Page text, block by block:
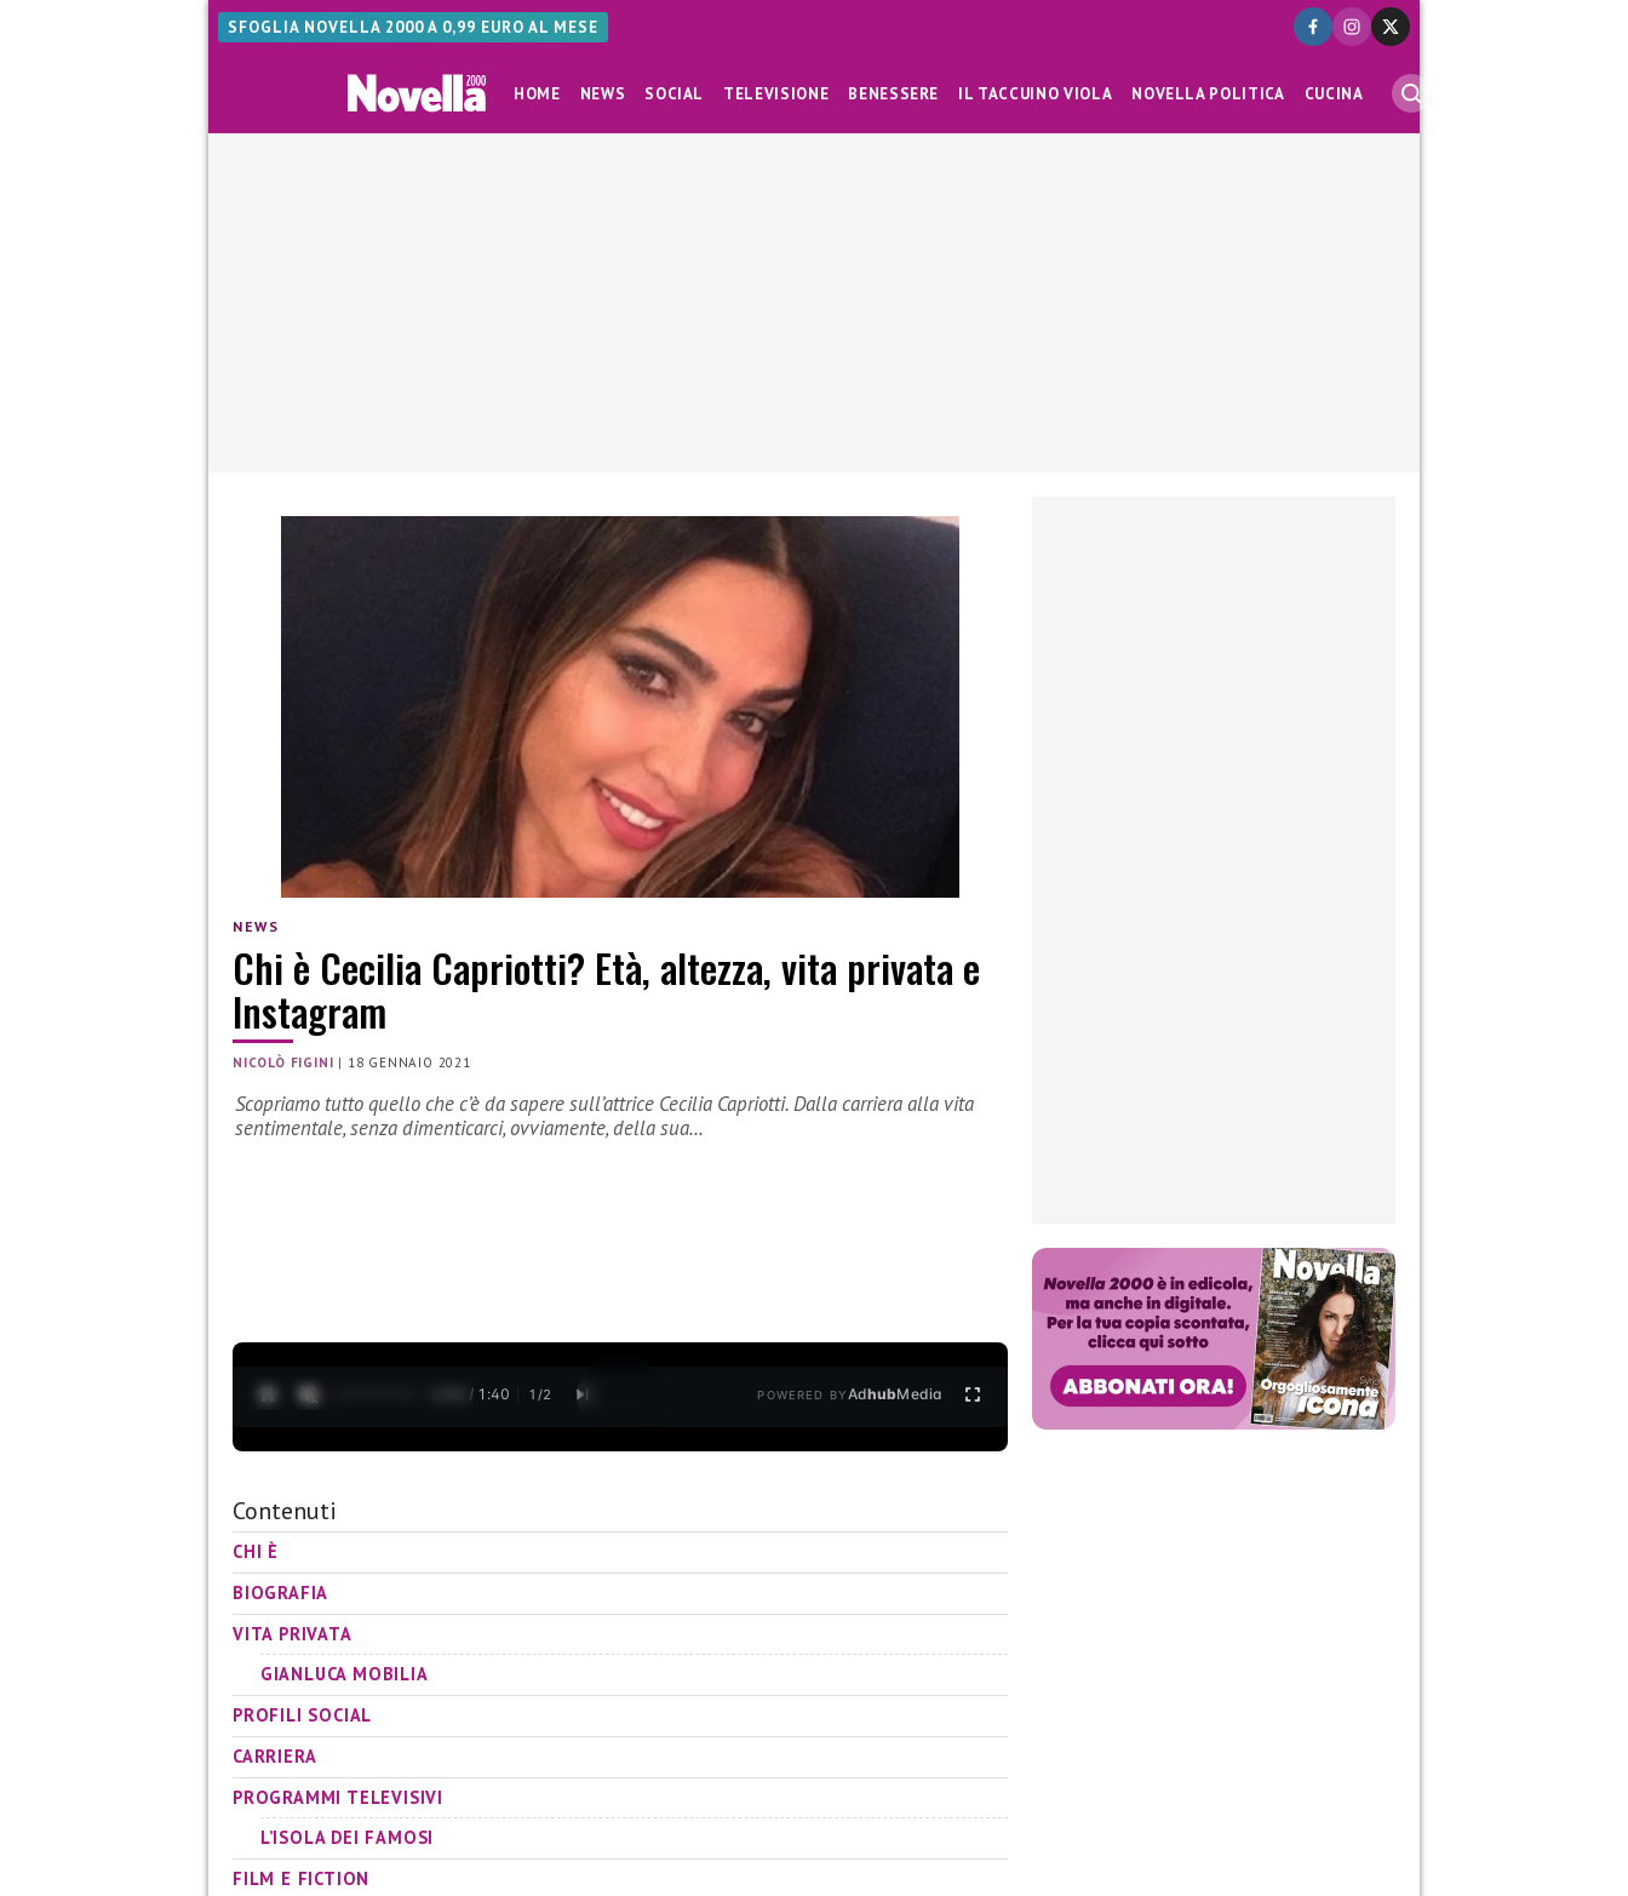
SFOGLIA NOVELLA 2000 A 0,99 EURO AL MESE
HOME NEWS SOCIAL TELEVISIONE BENESSERE IL TACCUINO VIOLA NOVELLA POLITICA CUCINA
NEWS
Chi è Cecilia Capriotti? Età, altezza, vita privata e
Instagram
NICOLÒ FIGINI | 18 GENNAIO 2021
Scopriamo tutto quello che c’è da sapere sull’attrice Cecilia Capriotti. Dalla carriera alla vita
sentimentale, senza dimenticarci, ovviamente, della sua…
0:09 / 1:40 1 /2 POWERED BYAdhubMedia
Contenuti
CHI È
BIOGRAFIA
VITA PRIVATA
GIANLUCA MOBILIA
PROFILI SOCIAL
CARRIERA
PROGRAMMI TELEVISIVI
L’ISOLA DEI FAMOSI
FILM E FICTION